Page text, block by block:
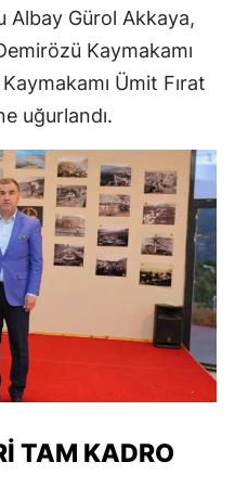
Albay Gürol Akkaya,
Kaymakamı
Ümit Fırat
uğurlandı.
TAM KADRO